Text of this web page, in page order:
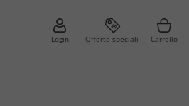
Login Offerte speciali Carrello